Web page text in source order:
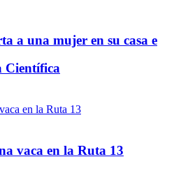
a una mujer en su casa e
Científica
vaca en la Ruta 13